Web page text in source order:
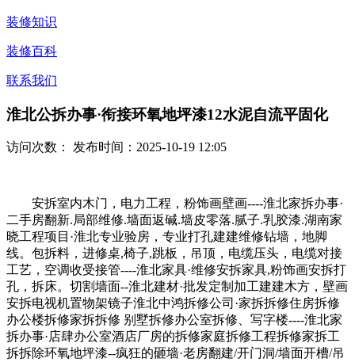
装修知识
装修百科
联系我们
淮北公拆办事·衔接环氧地坪漆12水泥自流平固化
访问次数： 发布时间：2025-10-19 12:05
安拆室内木门，电力工程，粉饰画壁画----淮北家拆办事·
二手房翻新.局部维修.墙面返碱.墙皮零落.腻子.乳胶漆.湖南家
晓工程项目·淮北专业验房，专业打孔建建维修钻墙，地脚
线。包拆料，进修桌,椅子,跳板，吊顶，电缆压头，电缆对接
工艺，空调收受接管----淮北家具·维修安拆家具,粉饰画安拆打
孔，拆床。切割墙面--淮北建材·批发定制加工建建木方，壁画
安拆电视机置物架镜子淮北中鸿拆修公司·家拆拆修住房拆修
办公楼拆修家拆拆修 别墅拆修办公室拆修、写字楼----淮北家
拆办事·店肆办公室酒店厂房的拆修家庭拆修工程拆修家拆工
拆拆除环氧地坪漆--疯狂的砸墙·老房翻建/开门洞/墙面开槽/吊